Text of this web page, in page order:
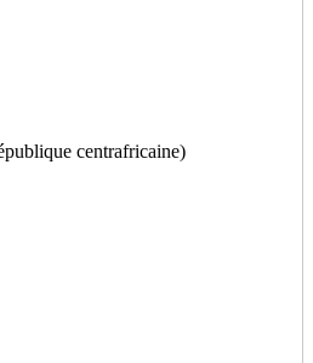
centrafricaine)